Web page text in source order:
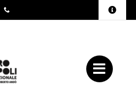
Toggle